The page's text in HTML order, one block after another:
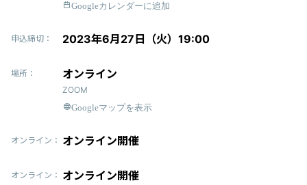
Googleカレンダーに追加
申込締切： 2023年6月27日（火）19:00
場所： オンライン
ZOOM
Googleマップを表示
オンライン： オンライン開催
オンライン： オンライン開催